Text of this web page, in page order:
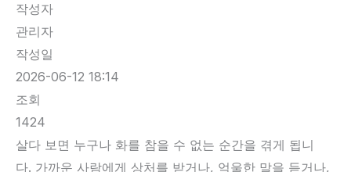
작성자
관리자
작성일
2026-06-12 18:14
조회
1424
살다 보면 누구나 화를 참을 수 없는 순간을 겪게 됩니
다. 가까운 사람에게 상처를 받거나, 억울한 말을 듣거나,